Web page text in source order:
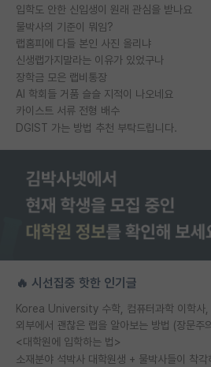
입학도 안한 신입생이 원래 관심을 받나요
물박사의 기준이 뭐임?
랩홈피에 다들 본인 사진 올리냐
신생랩가지말라는 이유가 있었구나
장학금 모은 랩비통장
AI 학회들 거품 슬슬 지적이 나오네요
카이스트 서류 전형 배수
DGIST 가는 방법 추천 부탁드립니다.
🔥 시선집중 핫한 인기글
외부에서 괜찮은 랩을 알아보는 방법 (장문주
<대학원에 입학하는 법>
소재분야 석박사 대학원생 + 물박사들이 착각